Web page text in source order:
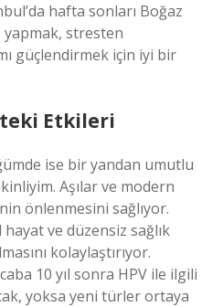
hafta sonları Boğaz
stresten
güçlendirmek için iyi bir
Etkileri
ise bir yandan umutlu
Aşılar ve modern
önlenmesini sağlıyor.
ve düzensiz sağlık
kolaylaştırıyor.
10 yıl sonra HPV ile ilgili
yoksa yeni türler ortaya